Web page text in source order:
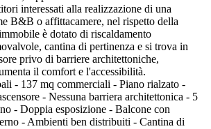
interessati alla realizzazione di una
B&B o affittacamere, nel rispetto della
è dotato di riscaldamento
cantina di pertinenza e si trova in
privo di barriere architettoniche,
il comfort e l'accessibilità.
- 137 mq commerciali - Piano rialzato -
- Nessuna barriera architettonica - 5
- Doppia esposizione - Balcone con
- Ambienti ben distribuiti - Cantina di